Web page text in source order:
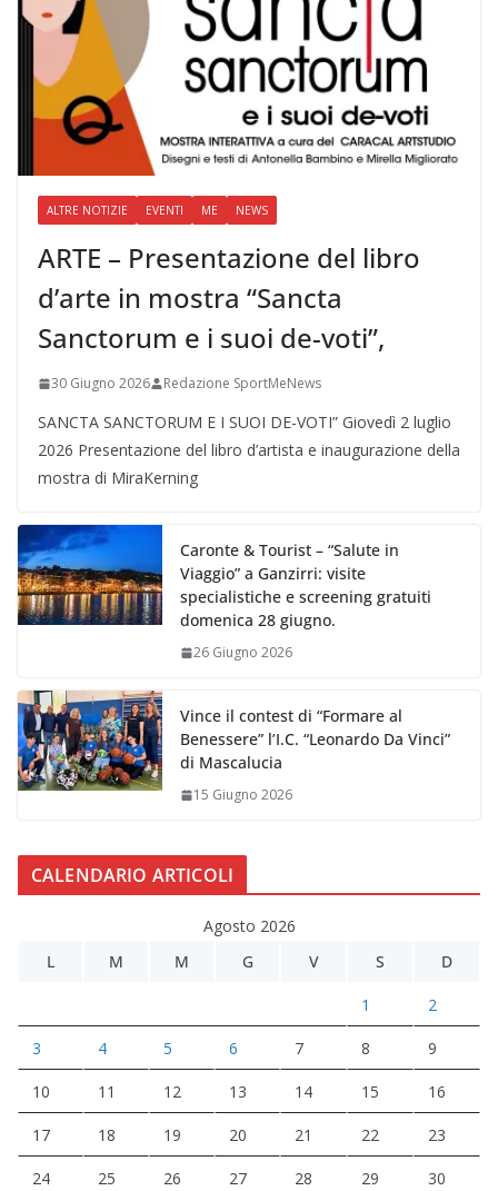
ALTRE NOTIZIE EVENTI ME NEWS
ARTE – Presentazione del libro
d’arte in mostra “Sancta
Sanctorum e i suoi de-voti”,
30 Giugno 2026 Redazione SportMeNews
SANCTA SANCTORUM E I SUOI DE-VOTI” Giovedì 2 luglio
2026 Presentazione del libro d’artista e inaugurazione della
mostra di MiraKerning
Caronte & Tourist – “Salute in
Viaggio” a Ganzirri: visite
specialistiche e screening gratuiti
domenica 28 giugno.
26 Giugno 2026
Vince il contest di “Formare al
Benessere” l’I.C. “Leonardo Da Vinci”
di Mascalucia
15 Giugno 2026
CALENDARIO ARTICOLI
Agosto 2026
L
M M G V S D
1 2
3 4 5 6 7 8 9
10 11 12 13 14 15 16
17 18 19 20 21 22 23
24 25 26 27 28 29 30